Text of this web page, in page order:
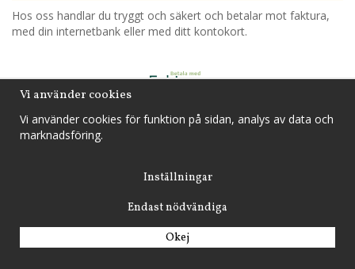
Hos oss handlar du tryggt och säkert och betalar mot faktura,
med din internetbank eller med ditt kontokort.
Drift & produktion: Wikinggruppen
Vi använder cookies
Vi använder cookies för funktion på sidan, analys av data och
marknadsföring.
Inställningar
Endast nödvändiga
Okej